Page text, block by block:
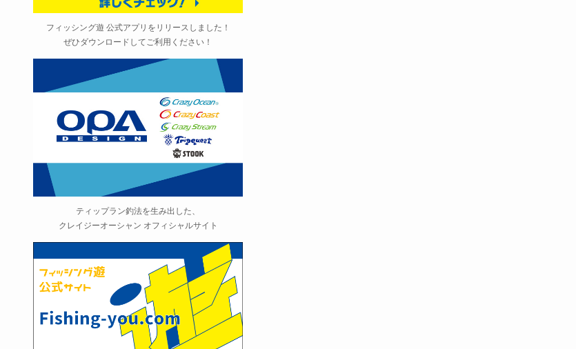
フィッシング遊 公式アプリをリリースしました！
ぜひダウンロードしてご利用ください！
ティップラン釣法を生み出した、
クレイジーオーシャン オフィシャルサイト